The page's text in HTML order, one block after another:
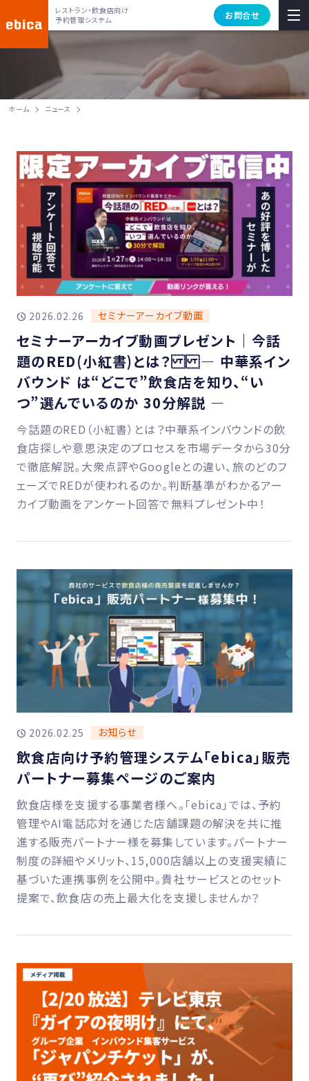
レストラン・飲食店向け
予約管理システム
お問合せ
ホーム ニュース
2026.02.26 セミナーアーカイブ動画
セミナーアーカイブ動画プレゼント｜今話
題のRED(小紅書)とは？ ― 中華系イン
バウンド は“どこで”飲食店を知り、“い
つ”選んでいるのか 30分解説 ―
今話題のRED（小紅書）とは？中華系インバウンドの飲
食店探しや意思決定のプロセスを市場データから30分
で徹底解説。大衆点評やGoogleとの違い、旅のどのフ
ェーズでREDが使われるのか。判断基準がわかるアー
カイブ動画をアンケート回答で無料プレゼント中！
2026.02.25 お知らせ
飲食店向け予約管理システム「ebica」販売
パートナー募集ページのご案内
飲食店様を支援する事業者様へ。「ebica」では、予約
管理やAI電話応対を通じた店舗課題の解決を共に推
進する販売パートナー様を募集しています。パートナー
制度の詳細やメリット、15,000店舗以上の支援実績に
基づいた連携事例を公開中。貴社サービスとのセット
提案で、飲食店の売上最大化を支援しませんか？